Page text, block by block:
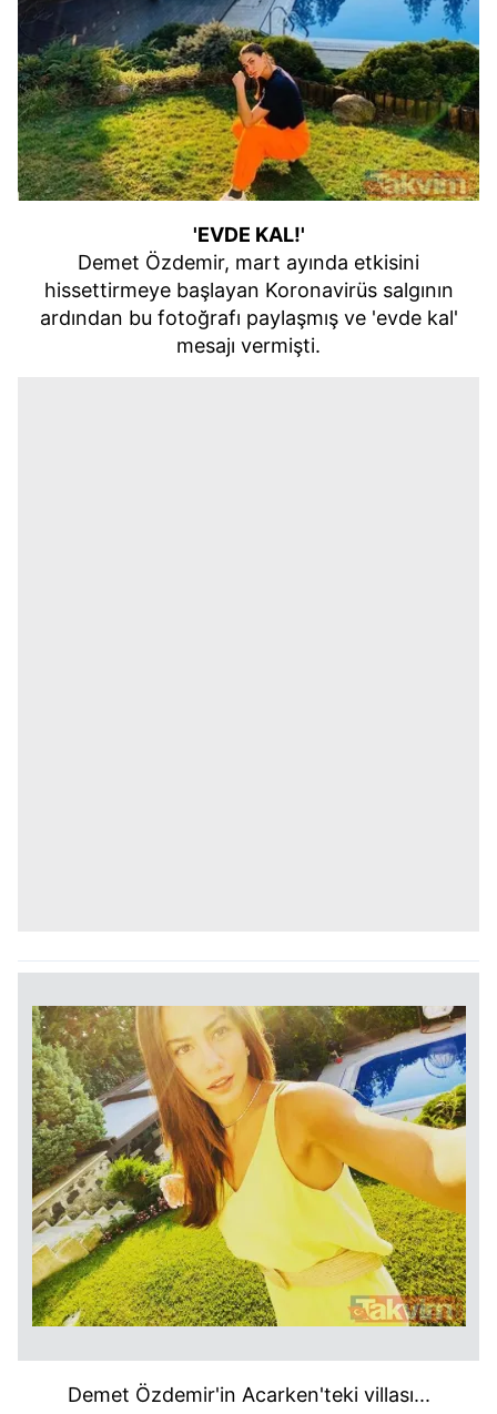
'EVDE KAL!'
Demet Özdemir, mart ayında etkisini
hissettirmeye başlayan Koronavirüs salgının
ardından bu fotoğrafı paylaşmış ve 'evde kal'
mesajı vermişti.
Demet Özdemir'in Acarken'teki villası...